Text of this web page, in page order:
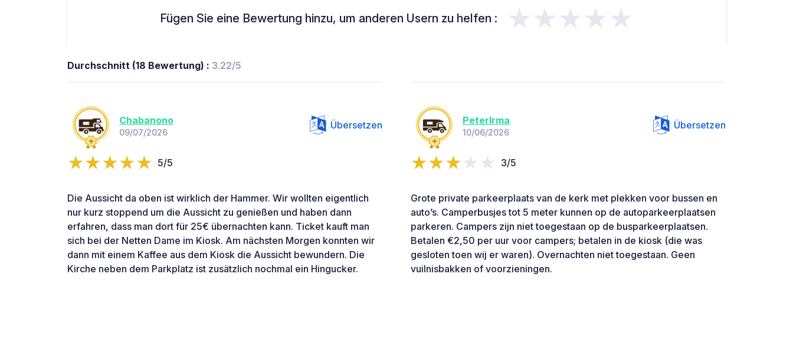
Fügen Sie eine Bewertung hinzu, um anderen Usern zu helfen : ★★★★★
Durchschnitt (18 Bewertung) : 3.22/5
Chabanono
09/07/2026
Übersetzen
5/5
Die Aussicht da oben ist wirklich der Hammer. Wir wollten eigentlich
nur kurz stoppend um die Aussicht zu genießen und haben dann
erfahren, dass man dort für 25€ übernachten kann. Ticket kauft man
sich bei der Netten Dame im Kiosk. Am nächsten Morgen konnten wir
dann mit einem Kaffee aus dem Kiosk die Aussicht bewundern. Die
Kirche neben dem Parkplatz ist zusätzlich nochmal ein Hingucker.
PeterIrma
10/06/2026
Übersetzen
3/5
Grote private parkeerplaats van de kerk met plekken voor bussen en
auto’s. Camperbusjes tot 5 meter kunnen op de autoparkeerplaatsen
parkeren. Campers zijn niet toegestaan op de busparkeerplaatsen.
Betalen €2,50 per uur voor campers; betalen in de kiosk (die was
gesloten toen wij er waren). Overnachten niet toegestaan. Geen
vuilnisbakken of voorzieningen.